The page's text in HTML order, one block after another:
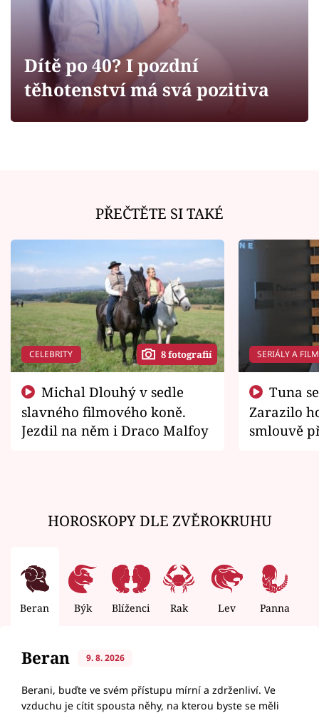
Sledujte prima+
Filmový festival Karlovy Vary
Sledujte nás
Dítě po 40? I pozdní
těhotenství má svá pozitiva
PŘEČTĚTE SI TAKÉ
CELEBRITY 8 fotografií
slavného filmového koně.
Jezdil na něm i Draco Malfoy
SERIÁLY A
Zarazilo
smlouvě
HOROSKOPY DLE ZVĚROKRUHU
Beran Býk Blíženci Rak Lev Panna
Beran 9. 8. 2026
Berani, buďte ve svém přístupu mírní a zdrženliví. Ve
vzduchu je cítit spousta něhy, na kterou byste se měli